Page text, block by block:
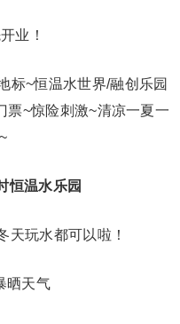
业！
恒温水乐园
天玩水都可以啦！
晒天气